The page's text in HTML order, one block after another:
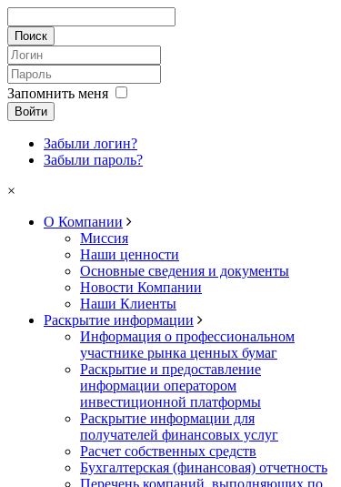
Запомнить меня
Войти
Забыли логин?
Забыли пароль?
×
О Компании
Миссия
Наши ценности
Основные сведения и документы
Новости Компании
Наши Клиенты
Раскрытие информации
Информация о профессиональном
участнике рынка ценных бумаг
Раскрытие и предоставление
информации оператором
инвестиционной платформы
Раскрытие информации для
получателей финансовых услуг
Расчет собственных средств
Бухгалтерская (финансовая) отчетность
Перечень компаний, выполняющих по